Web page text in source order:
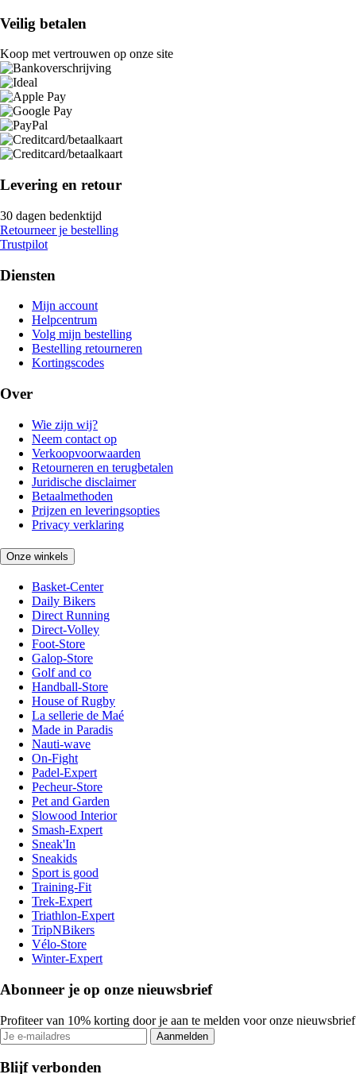
Veilig betalen
Koop met vertrouwen op onze site
Levering en retour
30 dagen bedenktijd
Retourneer je bestelling
Trustpilot
Diensten
Mijn account
Helpcentrum
Volg mijn bestelling
Bestelling retourneren
Kortingscodes
Over
Wie zijn wij?
Neem contact op
Verkoopvoorwaarden
Retourneren en terugbetalen
Juridische disclaimer
Betaalmethoden
Prijzen en leveringsopties
Privacy verklaring
Onze winkels
Basket-Center
Daily Bikers
Direct Running
Direct-Volley
Foot-Store
Galop-Store
Golf and co
Handball-Store
House of Rugby
La sellerie de Maé
Made in Paradis
Nauti-wave
On-Fight
Padel-Expert
Pecheur-Store
Pet and Garden
Slowood Interior
Smash-Expert
Sneak'In
Sneakids
Sport is good
Training-Fit
Trek-Expert
Triathlon-Expert
TripNBikers
Vélo-Store
Winter-Expert
Abonneer je op onze nieuwsbrief
Profiteer van 10% korting door je aan te melden voor onze nieuwsbrief
Aanmelden
Blijf verbonden